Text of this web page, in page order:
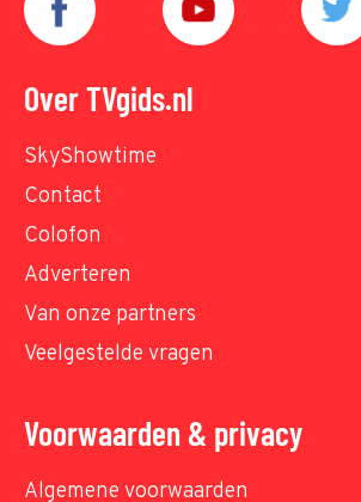
Over TVgids.nl
SkyShowtime
Contact
Colofon
Adverteren
Van onze partners
Veelgestelde vragen
Voorwaarden & privacy
Algemene voorwaarden